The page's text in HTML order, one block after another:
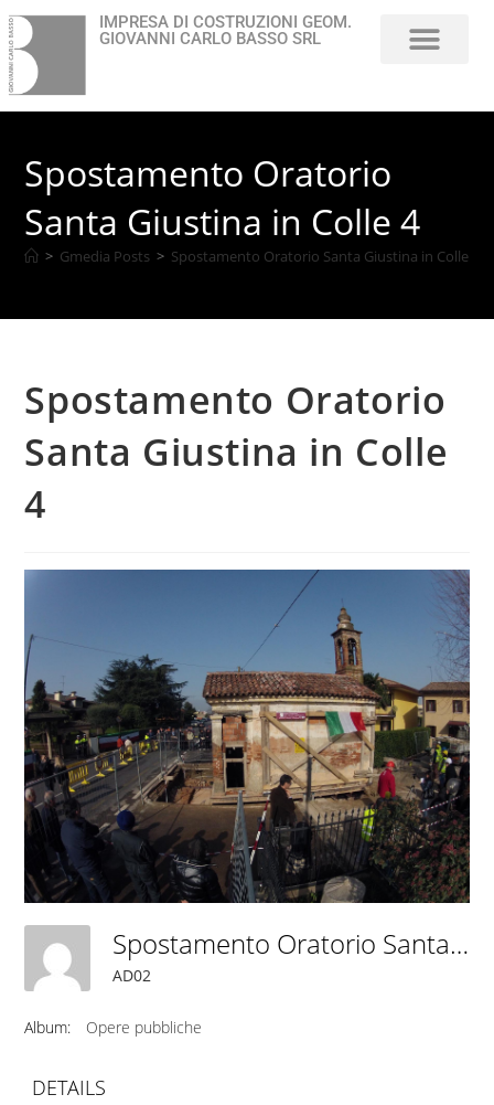
IMPRESA DI COSTRUZIONI GEOM.
GIOVANNI CARLO BASSO SRL
Spostamento Oratorio
Santa Giustina in Colle 4
> Gmedia Posts > Spostamento Oratorio Santa Giustina in Colle 4
Spostamento Oratorio
Santa Giustina in Colle
4
Spostamento Oratorio Santa Giustina In Colle 4
AD02
Album: Opere pubbliche
DETAILS